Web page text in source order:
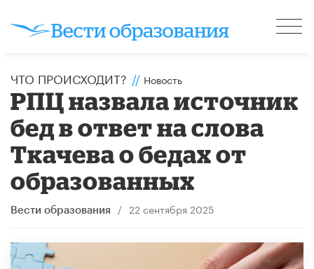
ЧТО ПРОИСХОДИТ? // Новость
РПЦ назвала источник
бед в ответ на слова
Ткачева о бедах от
образованных
Вести образования / 22 сентября 2025